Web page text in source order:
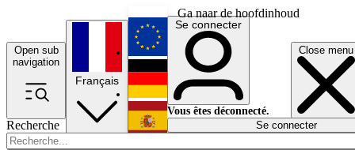
Ga naar de hoofdinhoud
Open sub
navigation
Close menu
Recherche
Français
English
Deutsch
Español
Se connecter
Vous êtes déconnecté.
Se connecter